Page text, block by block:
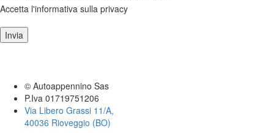
Accetta l'informativa sulla privacy
Invia
© Autoappennino Sas
P.Iva 01719751206
Via Libero Grassi 11/A,
40036 Rioveggio (BO)